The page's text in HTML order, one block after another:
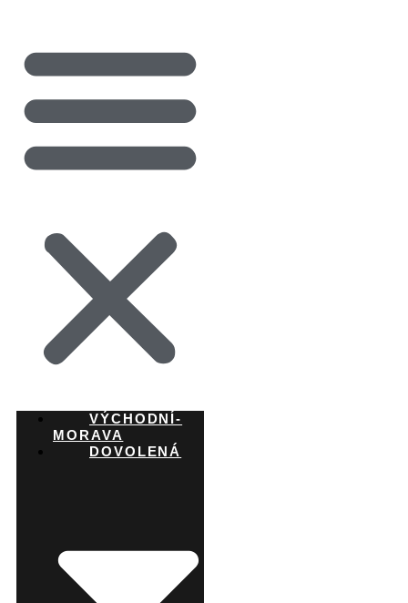
VÝCHODNÍ-
MORAVA
DOVOLENÁ